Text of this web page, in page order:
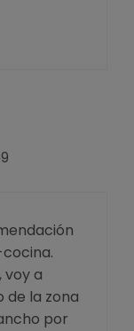
voy a
de la zona
por